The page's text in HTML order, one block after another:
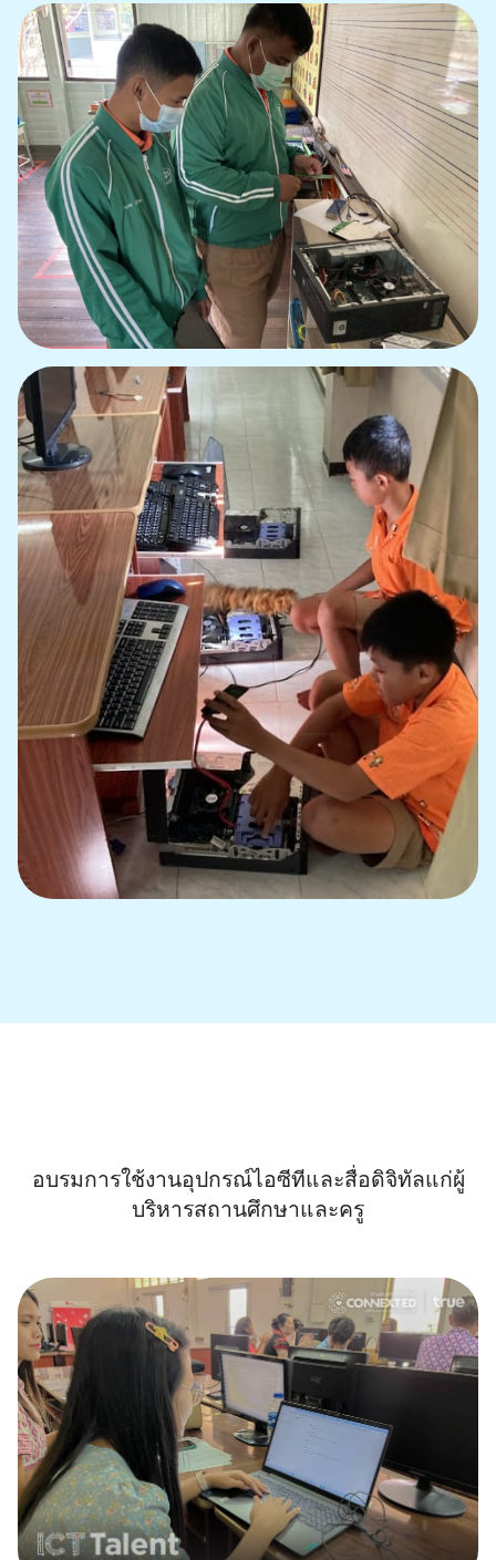
อบรมการใช้งานอุปกรณ์ไอซีทีและสื่อดิจิทัลแก่ผู้
บริหารสถานศึกษาและครู